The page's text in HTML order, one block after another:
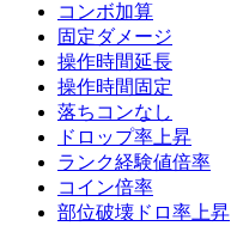
コンボ加算
固定ダメージ
操作時間延長
操作時間固定
落ちコンなし
ドロップ率上昇
ランク経験値倍率
コイン倍率
部位破壊ドロ率上昇